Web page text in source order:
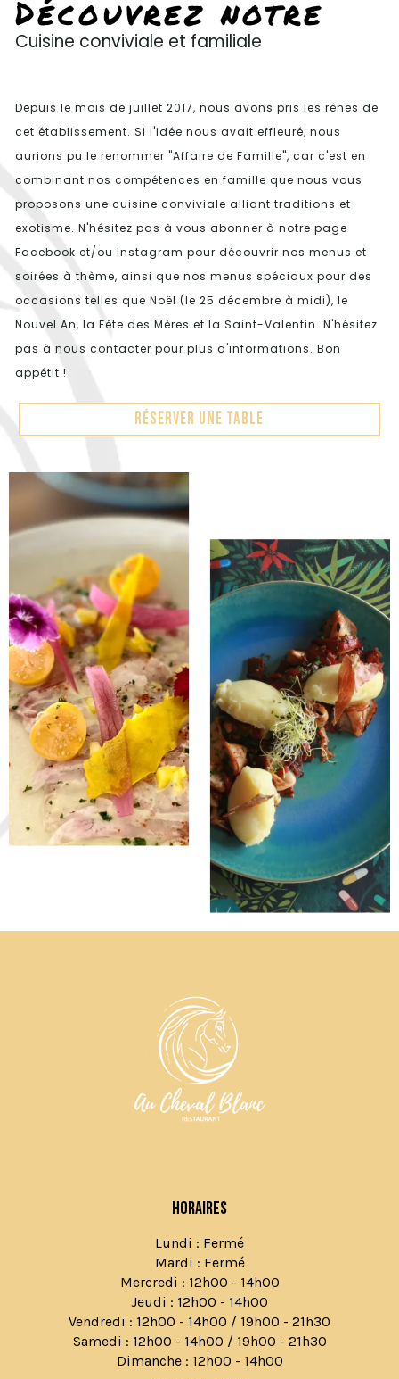
Découvrez notre
Cuisine conviviale et familiale
Depuis le mois de juillet 2017, nous avons pris les rênes de
cet établissement. Si l'idée nous avait effleuré, nous
aurions pu le renommer "Affaire de Famille", car c'est en
combinant nos compétences en famille que nous vous
proposons une cuisine conviviale alliant traditions et
exotisme. N'hésitez pas à vous abonner à notre page
Facebook et/ou Instagram pour découvrir nos menus et
soirées à thème, ainsi que nos menus spéciaux pour des
occasions telles que Noël (le 25 décembre à midi), le
Nouvel An, la Fête des Mères et la Saint-Valentin. N'hésitez
pas à nous contacter pour plus d'informations. Bon
appétit !
Réserver une table
Horaires
Lundi : Fermé
Mardi : Fermé
Mercredi : 12h00 - 14h00
Jeudi : 12h00 - 14h00
Vendredi : 12h00 - 14h00 / 19h00 - 21h30
Samedi : 12h00 - 14h00 / 19h00 - 21h30
Dimanche : 12h00 - 14h00